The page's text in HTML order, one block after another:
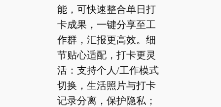
能，可快速整合单日打
卡成果，一键分享至工
作群，汇报更高效。细
节贴心适配，打卡更灵
活：支持个人/工作模式
切换，生活照片与打卡
记录分离，保护隐私；